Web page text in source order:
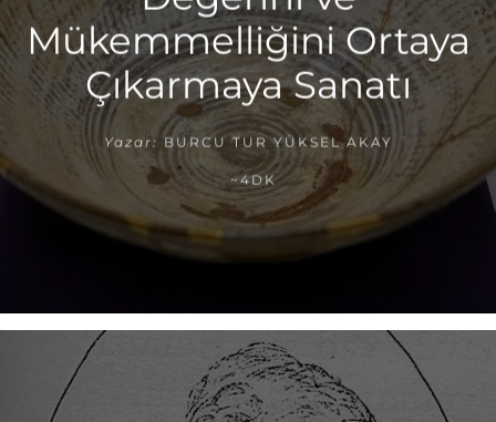
Mükemmelliğini Ortaya
Çıkarmaya Sanatı
Yazar: BURCU TUR YÜKSEL AKAY
~4DK